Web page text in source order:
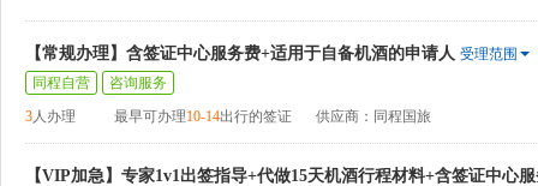
【常规办理】含签证中心服务费+适用于自备机酒的申请人 受理范围
同程自营
咨询服务
3人办理 最早可办理10-14出行的签证 供应商：同程国旅
【VIP加急】专家1v1出签指导+代做15天机酒行程材料+含签证中心